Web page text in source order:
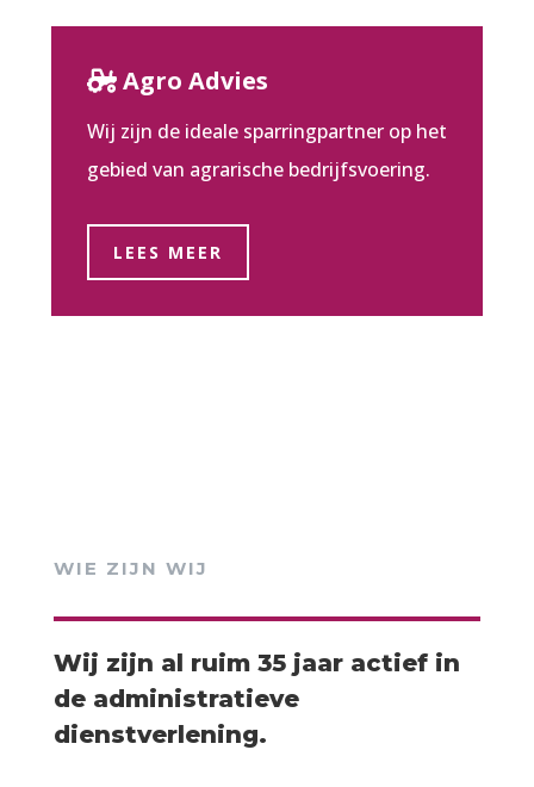
Agro Advies
Wij zijn de ideale sparringpartner op het
gebied van agrarische bedrijfsvoering.
LEES MEER
WIE ZIJN WIJ
Wij zijn al ruim 35 jaar actief in
de administratieve
dienstverlening.